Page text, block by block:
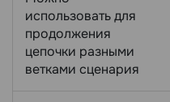
использовать для
продолжения
цепочки разными
ветками сценария